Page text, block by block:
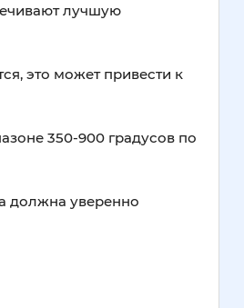
лучшую
это может привести к
350-900 градусов по
должна уверенно